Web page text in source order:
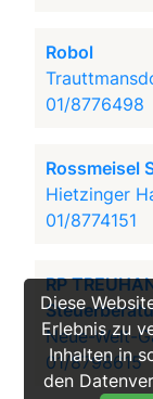
Diese
Erlebnis zu
Inhalten in
den
Robol
01/8776498
Rossmeisel
Hietzinger
01/8774151
RP
Neue-Welt-
01/8798615